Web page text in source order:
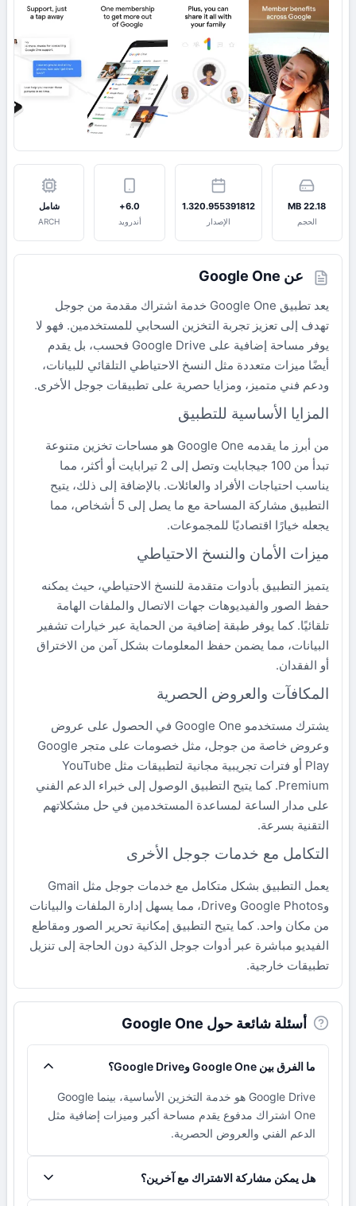
22.18 MB
الحجم
1.320.955391812
الإصدار
6.0+
أندرويد
شامل
ARCH
عن Google One
يعد تطبيق Google One خدمة اشتراك مقدمة من جوجل
تهدف إلى تعزيز تجربة التخزين السحابي للمستخدمين. فهو لا
يوفر مساحة إضافية على Google Drive فحسب، بل يقدم
أيضًا ميزات متعددة مثل النسخ الاحتياطي التلقائي للبيانات،
ودعم فني متميز، ومزايا حصرية على تطبيقات جوجل الأخرى.
المزايا الأساسية للتطبيق
من أبرز ما يقدمه Google One هو مساحات تخزين متنوعة
تبدأ من 100 جيجابايت وتصل إلى 2 تيرابايت أو أكثر، مما
يناسب احتياجات الأفراد والعائلات. بالإضافة إلى ذلك، يتيح
التطبيق مشاركة المساحة مع ما يصل إلى 5 أشخاص، مما
يجعله خيارًا اقتصاديًا للمجموعات.
ميزات الأمان والنسخ الاحتياطي
يتميز التطبيق بأدوات متقدمة للنسخ الاحتياطي، حيث يمكنه
حفظ الصور والفيديوهات جهات الاتصال والملفات الهامة
تلقائيًا. كما يوفر طبقة إضافية من الحماية عبر خيارات تشفير
البيانات، مما يضمن حفظ المعلومات بشكل آمن من الاختراق
أو الفقدان.
المكافآت والعروض الحصرية
يشترك مستخدمو Google One في الحصول على عروض
وعروض خاصة من جوجل، مثل خصومات على متجر Google
Play أو فترات تجريبية مجانية لتطبيقات مثل YouTube
Premium. كما يتيح التطبيق الوصول إلى خبراء الدعم الفني
على مدار الساعة لمساعدة المستخدمين في حل مشكلاتهم
التقنية بسرعة.
التكامل مع خدمات جوجل الأخرى
يعمل التطبيق بشكل متكامل مع خدمات جوجل مثل Gmail
وGoogle Photos وDrive، مما يسهل إدارة الملفات والبيانات
من مكان واحد. كما يتيح التطبيق إمكانية تحرير الصور ومقاطع
الفيديو مباشرة عبر أدوات جوجل الذكية دون الحاجة إلى تنزيل
تطبيقات خارجية.
أسئلة شائعة حول Google One
ما الفرق بين Google One وGoogle Drive؟
Google Drive هو خدمة التخزين الأساسية، بينما Google
One اشتراك مدفوع يقدم مساحة أكبر وميزات إضافية مثل
الدعم الفني والعروض الحصرية.
هل يمكن مشاركة الاشتراك مع آخرين؟